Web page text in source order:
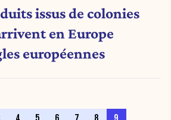
issus de colonies
en Europe
européennes